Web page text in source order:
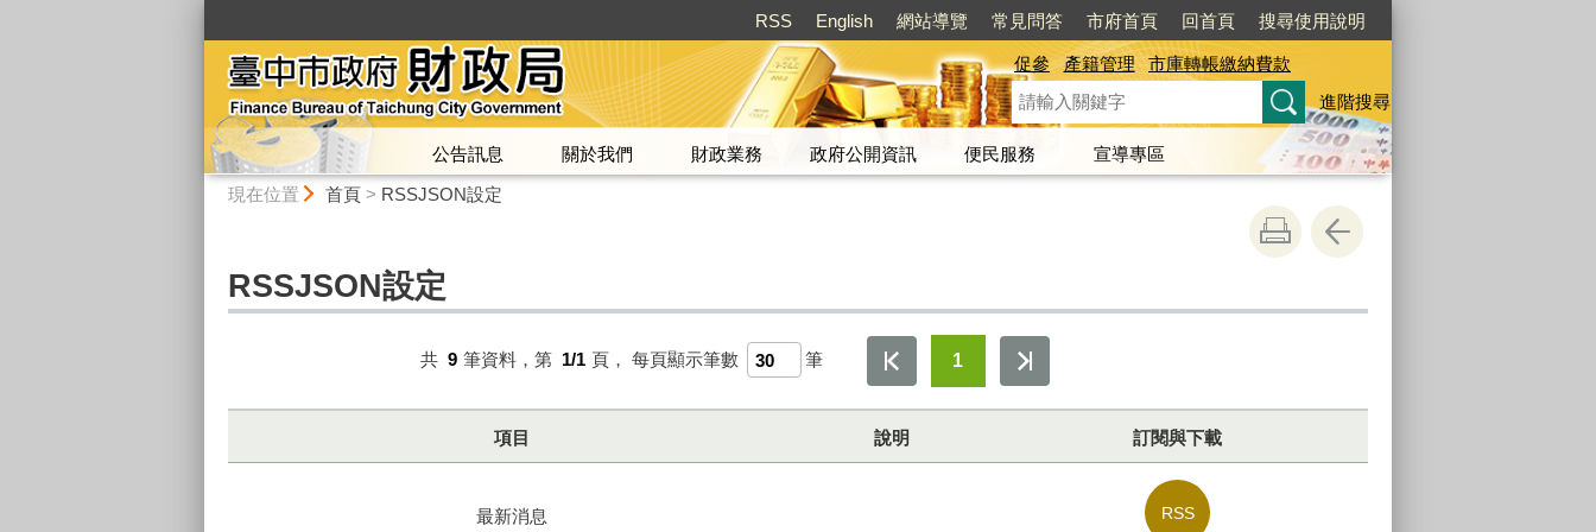
RSS English 網站導覽 常見問答 市府首頁 回首頁 搜尋使用說明
促參 產籍管理
市庫轉帳繳納費款
進階搜尋
公告訊息 關於我們 財政業務 政府公開資訊 便民服務
宣導專區
現在位置 首頁> RSSJSON設定
RSSJSON設定
共 9 筆資料，第 1/1 頁， 每頁顯示筆數 筆 1
項目 說明 訂閱與下載
最新消息 RSS